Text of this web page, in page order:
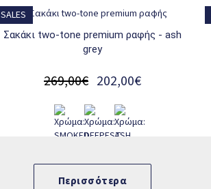
SALES
σακάκι two-tone premium ραφής - ash
grey
202,00€
269,00€
Περισσότερα